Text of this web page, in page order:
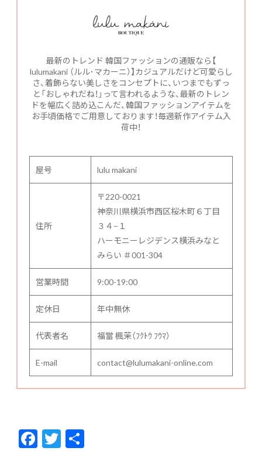
最新のトレンド 韓国ファッションの通販なら【
lulumakani （ルル･マカーニ）】カジュアルだけど可愛らし
さ、着飾らない美しさをコンセプトに、いつまでもずっ
と「おしゃれだね！」って言われるような、最新のトレン
ドを幅広く詰め込こんだ、韓国ファッションアイテムを
お手頃価格でご用意しております！毎週新作アイテム入
荷中！
屋号 lulu makani
住所
〒220-0021
神奈川県横浜市西区桜木町６丁目
３４−１
ハーモニーレジデンス横浜みなと
みらい ＃001-304
営業時間 9:00-19:00
定休日 年中無休
代表者名 福當 楓茉（ﾌｸﾄｳ ﾌｳﾏ）
E-mail contact@lulumakani-online.com
F T